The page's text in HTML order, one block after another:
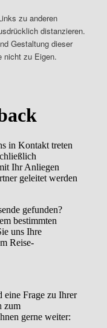
zu anderen
distanzieren.
Gestaltung dieser
nicht zu Eigen.